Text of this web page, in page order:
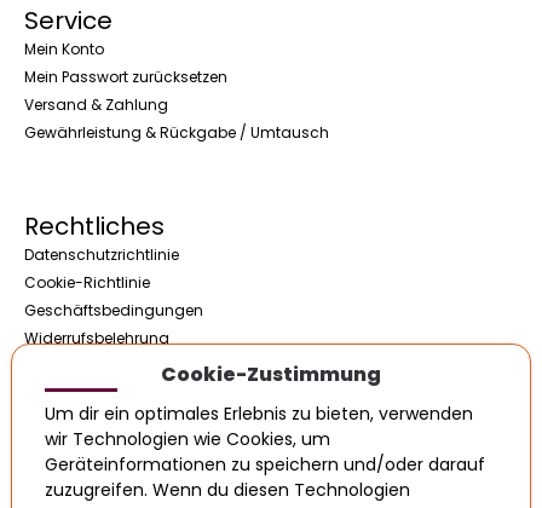
Service
Mein Konto
Mein Passwort zurücksetzen
Versand & Zahlung
Gewährleistung & Rückgabe / Umtausch
Rechtliches
Datenschutzrichtlinie
Cookie-Richtlinie
Geschäftsbedingungen
Widerrufsbelehrung
Impressum / Kontakt
Öffnungszeiten
08:00 - 17:00
Cookie-Zustimmung
Um dir ein optimales Erlebnis zu bieten, verwenden
wir Technologien wie Cookies, um
Geräteinformationen zu speichern und/oder darauf
zuzugreifen. Wenn du diesen Technologien